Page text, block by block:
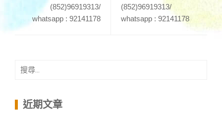
(852)96919313/
whatsapp : 92141178
(852)96919313/
whatsapp : 92141178
搜
鍵 近期文章